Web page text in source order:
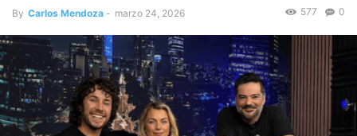
By Carlos Mendoza - marzo 24, 2026 0
577